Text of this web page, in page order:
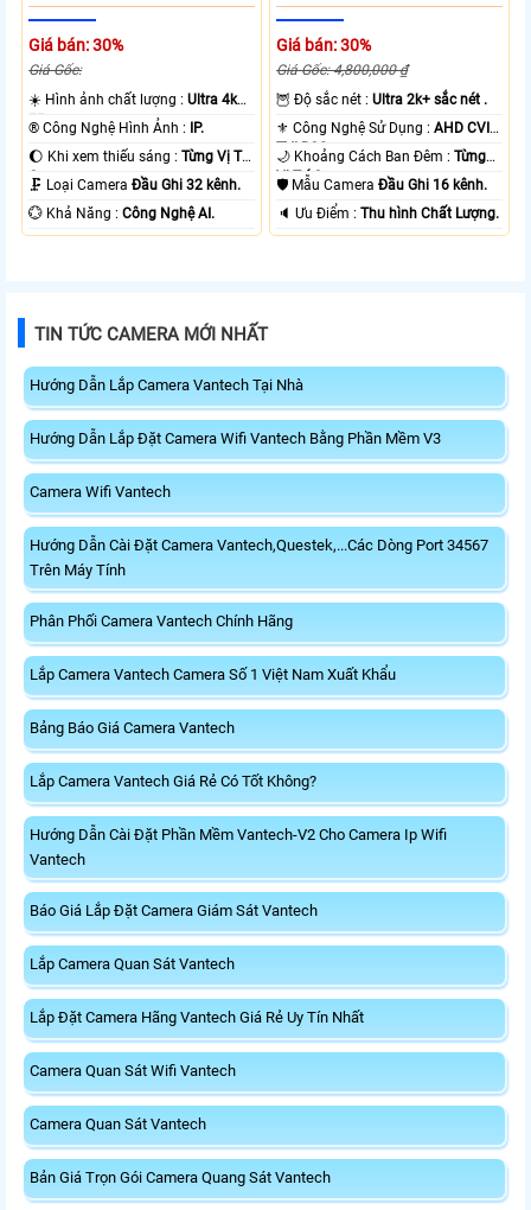
Giá bán: 30%
Giá Gốc:
☀️ Hình ảnh chất lượng :Ultra 4k
👍🏾 .
®️ Công Nghệ Hình Ảnh : IP.
🌔 Khi xem thiếu sáng :Từng Vị Trí
Camera .
🗜️ Loại CameraĐầu Ghi 32 kênh.
️💮 Khả Năng :Công Nghệ AI.
Giá bán: 30%
Giá Gốc: 4,800,000 ₫
🦉 Độ sắc nét :Ultra 2k+ sắc nét .
⚜️ Công Nghệ Sử Dụng :AHD CVI
TVI BCS.
🌙 Khoảng Cách Ban Đêm :Từng
Vị Trí Camera .
🛡 Mẫu CameraĐầu Ghi 16 kênh.
️🔈 Ưu Điểm :Thu hình Chất Lượng.
TIN TỨC CAMERA MỚI NHẤT
Hướng Dẫn Lắp Camera Vantech Tại Nhà
Hướng Dẫn Lắp Đặt Camera Wifi Vantech Bằng Phần Mềm V3
Camera Wifi Vantech
Hướng Dẫn Cài Đặt Camera Vantech,Questek,...Các Dòng Port 34567
Trên Máy Tính
Phân Phối Camera Vantech Chính Hãng
Lắp Camera Vantech Camera Số 1 Việt Nam Xuất Khẩu
Bảng Báo Giá Camera Vantech
Lắp Camera Vantech Giá Rẻ Có Tốt Không?
Hướng Dẫn Cài Đặt Phần Mềm Vantech-V2 Cho Camera Ip Wifi
Vantech
Báo Giá Lắp Đặt Camera Giám Sát Vantech
Lắp Camera Quan Sát Vantech
Lắp Đặt Camera Hãng Vantech Giá Rẻ Uy Tín Nhất
Camera Quan Sát Wifi Vantech
Camera Quan Sát Vantech
Bản Giá Trọn Gói Camera Quang Sát Vantech